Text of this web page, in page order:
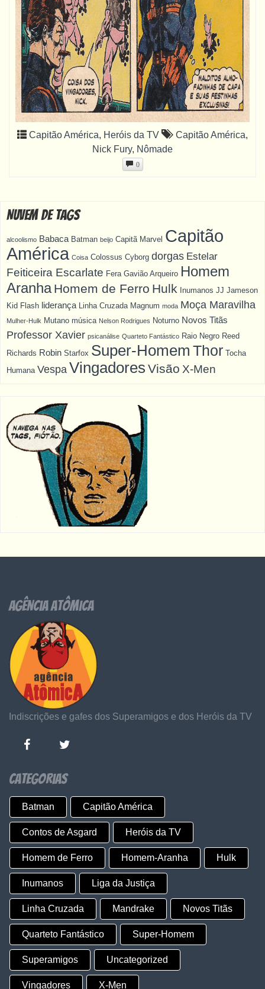
Capitão América, Heróis da TV Capitão América,
Nick Fury, Nômade
0
Nuvem de Tags
alcoolismo Babaca Batman beijo Capitã Marvel Capitão
América Coisa Colossus Cyborg dorgas Estelar
Feiticeira Escarlate Fera Gavião Arqueiro Homem
Aranha Homem de Ferro Hulk Inumanos JJ Jameson
Kid Flash liderança Linha Cruzada Magnum moda Moça Maravilha
Mulher-Hulk Mutano música Nelson Rodrigues Noturno Novos Titãs
Professor Xavier psicanálise Quarteto Fantástico Raio Negro Reed
Richards Robin Starfox Super-Homem Thor Tocha
Humana Vespa Vingadores Visão X-Men
Agência Atômica
Indiscrições e gafes dos Superamigos e dos Heróis da TV
Categorias
Batman Capitão América
Contos de Asgard Heróis da TV
Homem de Ferro Homem-Aranha Hulk
Inumanos Liga da Justiça
Linha Cruzada Mandrake Novos Titãs
Quarteto Fantástico Super-Homem
Superamigos Uncategorized
Vingadores X-Men